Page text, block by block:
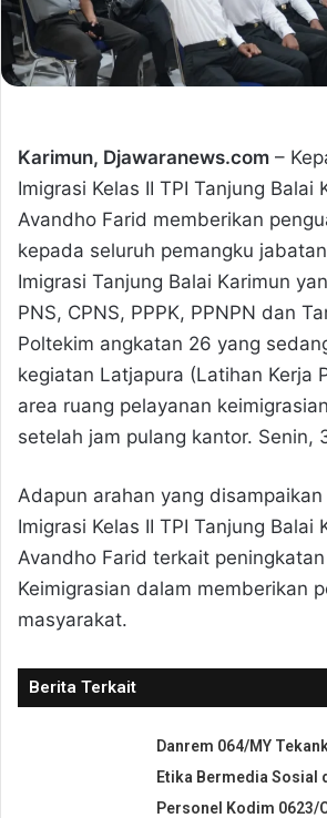
Karimun, Djawaranews.com –
Imigrasi Kelas II TPI Tanjung Balai
Avandho Farid memberikan
kepada seluruh pemangku
Imigrasi Tanjung Balai Karimun
PNS, CPNS, PPPK, PPNPN dan
Poltekim angkatan 26 yang
kegiatan Latjapura (Latihan Kerja
area ruang pelayanan
setelah jam pulang kantor. Senin,
Adapun arahan yang
Imigrasi Kelas II TPI Tanjung Balai
Avandho Farid terkait
Keimigrasian dalam memberikan
masyarakat.
Berita Terkait
Danrem 064/MY
Etika Bermedia Sosial
Personel Kodim 0623/